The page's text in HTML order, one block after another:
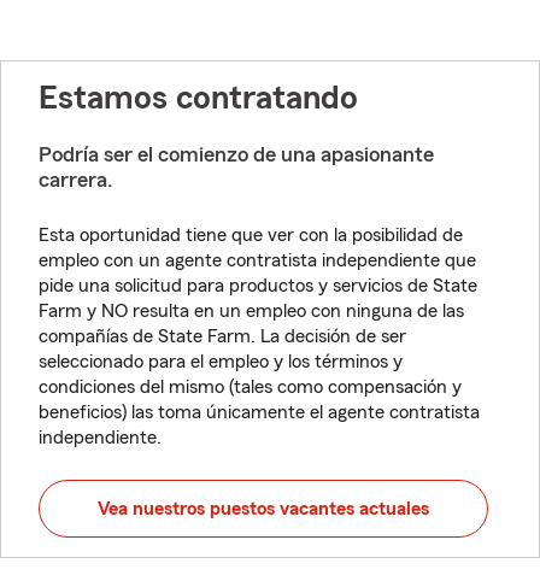
Estamos contratando
Podría ser el comienzo de una apasionante
carrera.
Esta oportunidad tiene que ver con la posibilidad de
empleo con un agente contratista independiente que
pide una solicitud para productos y servicios de State
Farm y NO resulta en un empleo con ninguna de las
compañías de State Farm. La decisión de ser
seleccionado para el empleo y los términos y
condiciones del mismo (tales como compensación y
beneficios) las toma únicamente el agente contratista
independiente.
Vea nuestros puestos vacantes actuales